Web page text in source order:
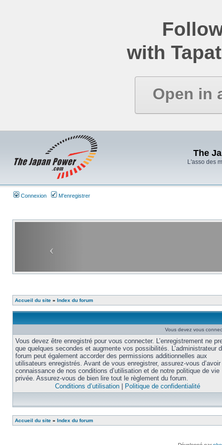
with
Open in
The
L'asso des
Connexion M’enregistrer
Accueil du site » Index du forum
Vous devez vous
Vous devez être enregistré pour vous connecter. L’enregistrement ne
que quelques secondes et augmente vos possibilités. L’administrateur
forum peut également accorder des permissions additionnelles aux
utilisateurs enregistrés. Avant de vous enregistrer, assurez-vous
connaissance de nos conditions d’utilisation et de notre politique de vie
privée. Assurez-vous de bien lire tout le règlement du forum.
Conditions d’utilisation
Politique de confidentialité
Accueil du site » Index du forum